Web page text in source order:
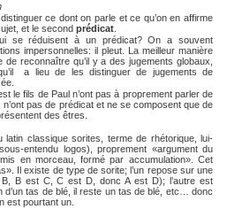
ce dont on parle et ce qu’on en affirme
et le second prédicat
se réduisent à un prédicat? On a souvent
impersonnelles: il pleut. La meilleur manière
reconnaître qu’il y a des jugements globaux,
a lieu de les distinguer de jugements de
le fils de Paul n’ont pas à proprement parler de
pas de prédicat et ne se composent que de
des êtres.
latin classique sorites, terme de rhétorique, lui-
entendu logos), proprement «argument du
en morceau, formé par accumulation». Cet
Il existe de type de sorite; l’un repose sur une
B est C, C est D, donc A est D); l’autre est
d’un tas de blé, il reste un tas de blé, etc… donc
est pourtant un.